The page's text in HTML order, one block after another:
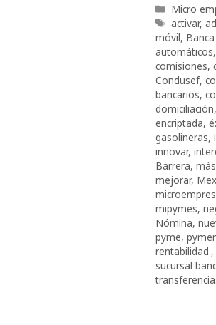
Micro
Etiquetas
activar,
móvil,
automáticos,
comisiones,
Condusef,
bancarios,
domiciliación,
encriptada,
gasolineras,
innovar,
Barrera,
mejorar,
mipymes,
Nómina,
pyme,
rentabilidad.,
sucursal